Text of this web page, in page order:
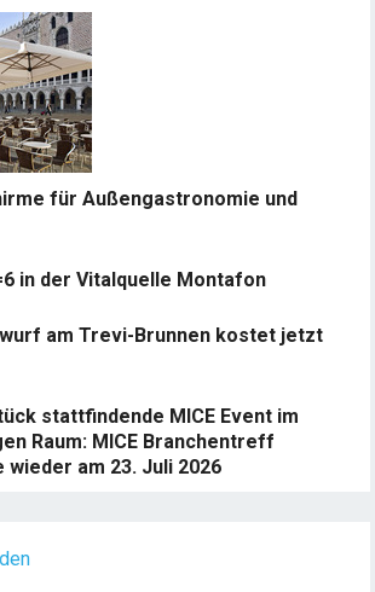
für Außengastronomie und
in der Vitalquelle Montafon
am Trevi-Brunnen kostet jetzt
stattfindende MICE Event im
Raum: MICE Branchentreff
am 23. Juli 2026